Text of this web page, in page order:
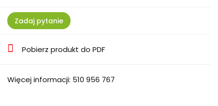
Zadaj pytanie
Pobierz produkt do PDF
Więcej informacji: 510 956 767